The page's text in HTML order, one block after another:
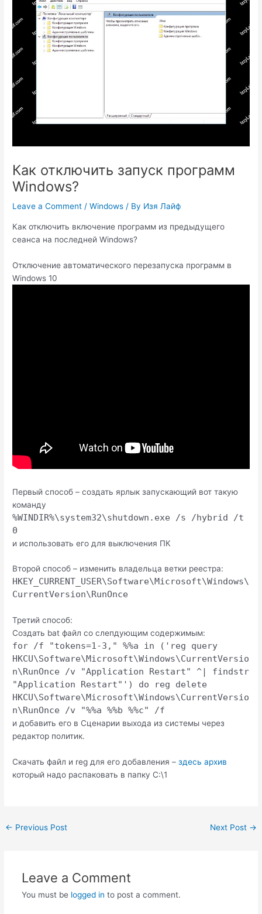
Как отключить запуск программ
Windows?
Leave a Comment /Windows / By Изя Лайф
Как отключить включение программ из предыдущего
сеанса на последней Windows?
Отключение автоматического перезапуска программ в
Windows 10
Первый способ – создать ярлык запускающий вот такую
команду
%WINDIR%\system32\shutdown.exe /s /hybrid /t
0
и использовать его для выключения ПК
Второй способ – изменить владельца ветки реестра:
HKEY_CURRENT_USER\Software\Microsoft\Windows\
CurrentVersion\RunOnce
Третий способ:
Создать bat файл со слепдующим содержимым:
for /f "tokens=1-3," %%a in ('reg query
HKCU\Software\Microsoft\Windows\CurrentVersio
n\RunOnce /v "Application Restart" ^| findstr
"Application Restart"') do reg delete
HKCU\Software\Microsoft\Windows\CurrentVersio
n\RunOnce /v "%%a %%b %%c" /f
и добавить его в Сценарии выхода из системы через
редактор политик.
Скачать файл и reg для его добавления –здесь архив
который надо распаковать в папку C:\1
Post
← Previous Post Next Post →
Leave a Comment
You must be logged in to post a comment.